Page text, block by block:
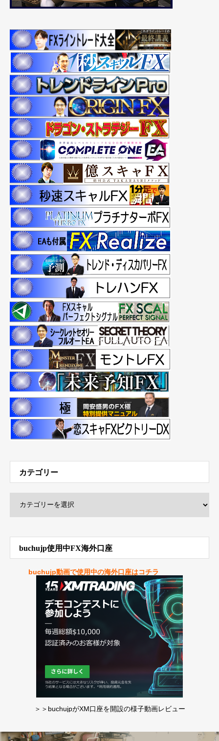
カテゴリー
buchujp使用中FX海外口座
buchujp動画で使用中の海外口座はコチラ
＞＞buchujpがXM口座を開設の様子動画レビュー